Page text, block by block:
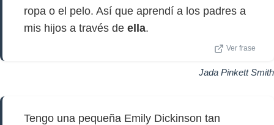
ropa o el pelo. Así que aprendí a los padres a
mis hijos a través de ella.
Ver frase
Jada Pinkett Smith
Tengo una pequeña Emily Dickinson tan